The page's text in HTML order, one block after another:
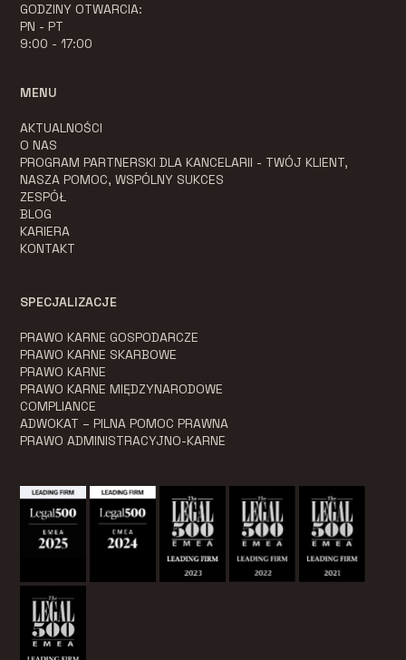
GODZINY OTWARCIA:
PN - PT
9:00 - 17:00
MENU
AKTUALNOŚCI
O NAS
PROGRAM PARTNERSKI DLA KANCELARII - TWÓJ KLIENT,
NASZA POMOC, WSPÓLNY SUKCES
ZESPÓŁ
BLOG
KARIERA
KONTAKT
SPECJALIZACJE
PRAWO KARNE GOSPODARCZE
PRAWO KARNE SKARBOWE
PRAWO KARNE
PRAWO KARNE MIĘDZYNARODOWE
COMPLIANCE
ADWOKAT – PILNA POMOC PRAWNA
PRAWO ADMINISTRACYJNO-KARNE